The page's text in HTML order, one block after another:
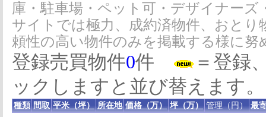
庫・駐車場・ペット可・デザイナー
サイトでは極力、成約済物件、おと
頼性の高い物件のみを掲載する様に努
登録売買物件0件
＝登録
ックしますと並び替えます。
種類 間取 平米（坪） 所在地 価格（万） 坪（万） 管理（円） 最